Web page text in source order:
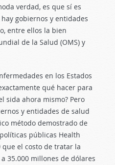
verdad, es que sí es
gobiernos y entidades
entre ellos la bien
de la Salud (OMS) y
en los Estados
qué hacer para
sida ahora mismo? Pero
y entidades de salud
método demostrado de
públicas Health
el costo de tratar la
35.000 millones de dólares